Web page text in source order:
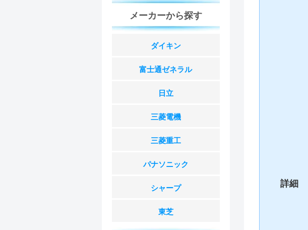
詳細
メーカーから探す
ダイキン
富士通ゼネラル
日立
三菱電機
三菱重工
パナソニック
シャープ
東芝